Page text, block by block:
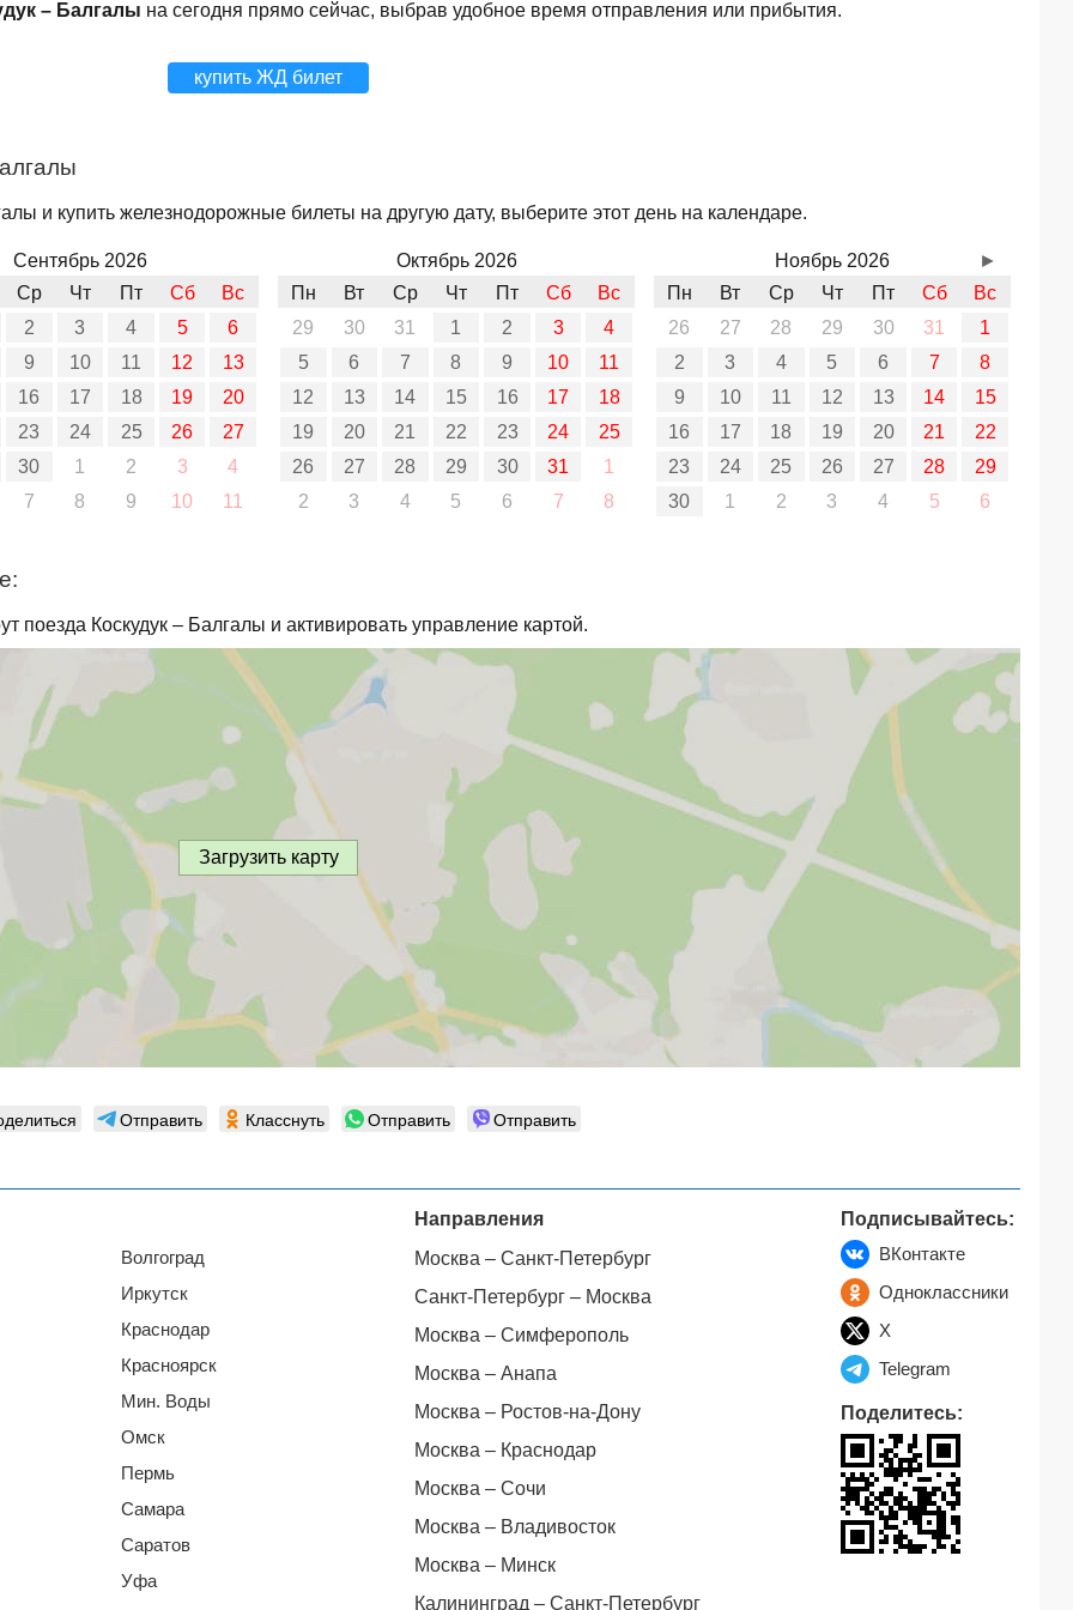
– Балгалы на сегодня прямо сейчас, выбрав удобное время отправления или прибытия.
купить ЖД билет
и купить железнодорожные билеты на другую дату, выберите этот день на календаре.
Сентябрь 2026
Ср
Чт Пт Сб
Вс
2
3 4 5
6
9
10 11 12
13
16
17 18 19
20
23
24 25 26
27
30
1 2 3
4
7
8 9 10 11
Октябрь 2026
Пн
Вт Ср Чт Пт Сб
Вс
29
30 31 1 2 3
4
5
6 7 8 9 10
11
12
13 14 15 16 17
18
19
20 21 22 23 24
25
26
27 28 29 30 31
1
2
3 4 5 6 7 8
Ноябрь 2026
Пн
Вт Ср Чт Пт Сб
Вс
26
27 28 29 30 31
1
2
3 4 5 6 7
8
9
10 11 12 13 14
15
16
17 18 19 20 21
22
23
24 25 26 27 28
29
30
1 2 3 4 5 6
►
поезда Коскудук – Балгалы и активировать управление картой.
Загрузить карту
Отправить Класснуть Отправить Отправить
Волгоград
Иркутск
Краснодар
Красноярск
Мин. Воды
Омск
Пермь
Самара
Саратов
Уфа
Направления
Москва – Санкт-Петербург
Санкт-Петербург – Москва
Москва – Симферополь
Москва – Анапа
Москва – Ростов-на-Дону
Москва – Краснодар
Москва – Сочи
Москва – Владивосток
Москва – Минск
Калининград – Санкт-Петербург
Подписывайтесь:
ВКонтакте
Одноклассники
X
Telegram
Поделитесь: